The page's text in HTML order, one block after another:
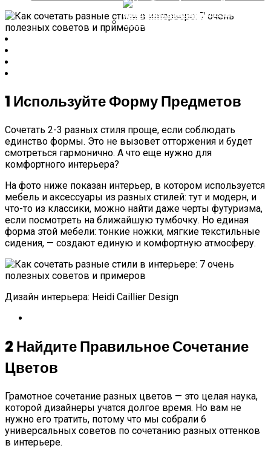
Вытяжек Каминного Типа Candy
Доступны В России
1 Используйте Форму Предметов
Сочетать 2-3 разных стиля проще, если соблюдать
единство формы. Это не вызовет отторжения и будет
смотреться гармонично. А что еще нужно для
комфортного интерьера?
На фото ниже показан интерьер, в котором используется
мебель и аксессуары из разных стилей: тут и модерн, и
что-то из классики, можно найти даже черты футуризма,
если посмотреть на ближайшую тумбочку. Но единая
форма этой мебели: тонкие ножки, мягкие текстильные
сидения, — создают единую и комфортную атмосферу.
Дизайн интерьера: Heidi Caillier Design
2 Найдите Правильное Сочетание
Цветов
Грамотное сочетание разных цветов — это целая наука,
которой дизайнеры учатся долгое время. Но вам не
нужно его тратить, потому что мы собрали 6
универсальных советов по сочетанию разных оттенков
в интерьере.